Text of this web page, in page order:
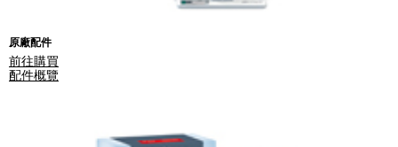
原廠配件
前往購買
配件概覽